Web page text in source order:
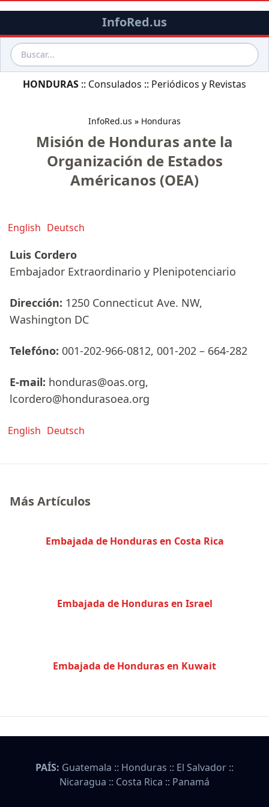
InfoRed.us
HONDURAS :: Consulados :: Periódicos y Revistas
InfoRed.us » Honduras
Misión de Honduras ante la
Organización de Estados
Américanos (OEA)
English Deutsch
Luis Cordero
Embajador Extraordinario y Plenipotenciario
Dirección: 1250 Connecticut Ave. NW,
Washington DC
Telefóno: 001-202-966-0812, 001-202 – 664-282
E-mail: honduras@oas.org,
lcordero@hondurasoea.org
English Deutsch
Más Artículos
Embajada de Honduras en Costa Rica
Embajada de Honduras en Israel
Embajada de Honduras en Kuwait
PAÍS: Guatemala :: Honduras :: El Salvador ::
Nicaragua :: Costa Rica :: Panamá